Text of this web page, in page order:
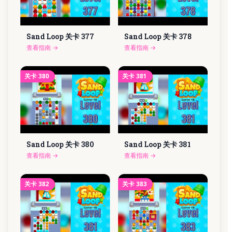
Sand Loop 关卡 377
查看指南 →
Sand Loop 关卡 378
查看指南 →
关卡 380
Sand Loop 关卡 380
查看指南 →
关卡 381
Sand Loop 关卡 381
查看指南 →
关卡 382 关卡 383